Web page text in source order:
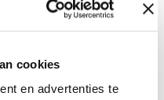
cookies
en advertenties te